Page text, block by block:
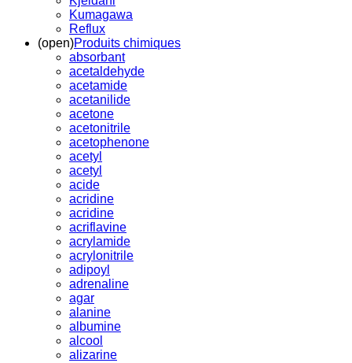
Kumagawa
Reflux
(open)Produits chimiques
absorbant
acetaldehyde
acetamide
acetanilide
acetone
acetonitrile
acetophenone
acetyl
acetyl
acide
acridine
acridine
acriflavine
acrylamide
acrylonitrile
adipoyl
adrenaline
agar
alanine
albumine
alcool
alizarine